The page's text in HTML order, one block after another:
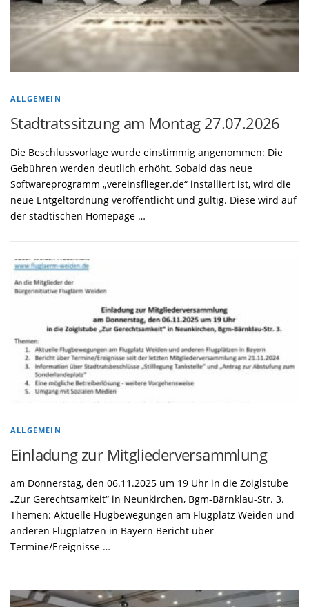
ALLGEMEIN
Stadtratssitzung am Montag 27.07.2026
Die Beschlussvorlage wurde einstimmig angenommen: Die
Gebühren werden deutlich erhöht. Sobald das neue
Softwareprogramm „vereinsflieger.de“ installiert ist, wird die
neue Entgeltordnung veröffentlicht und gültig. Diese wird auf
der städtischen Homepage …
ALLGEMEIN
Einladung zur Mitgliederversammlung
am Donnerstag, den 06.11.2025 um 19 Uhr in die Zoiglstube
„Zur Gerechtsamkeit“ in Neunkirchen, Bgm-Bärnklau-Str. 3.
Themen: Aktuelle Flugbewegungen am Flugplatz Weiden und
anderen Flugplätzen in Bayern Bericht über
Termine/Ereignisse …